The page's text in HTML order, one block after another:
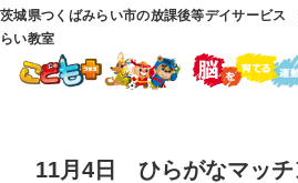
茨城県つくばみらい市の放課後等デイサービ
らい教室
11月4日 ひらがなマッ